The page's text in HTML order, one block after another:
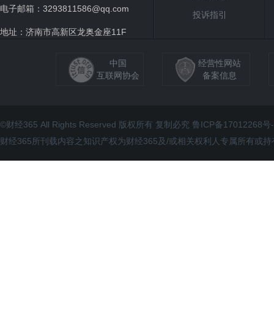
电子邮箱：3293811586@qq.com
地址：济南市高新区龙奥金座11F
投诉指引
中国
互联网协会
经营性网站
备案信息
©财经365 All Rights Reserved 版权所有 复制必究 鲁ICP备17012268号
财经365所刊载内容之知识产权为财经365及/或相关权利人专属所有或